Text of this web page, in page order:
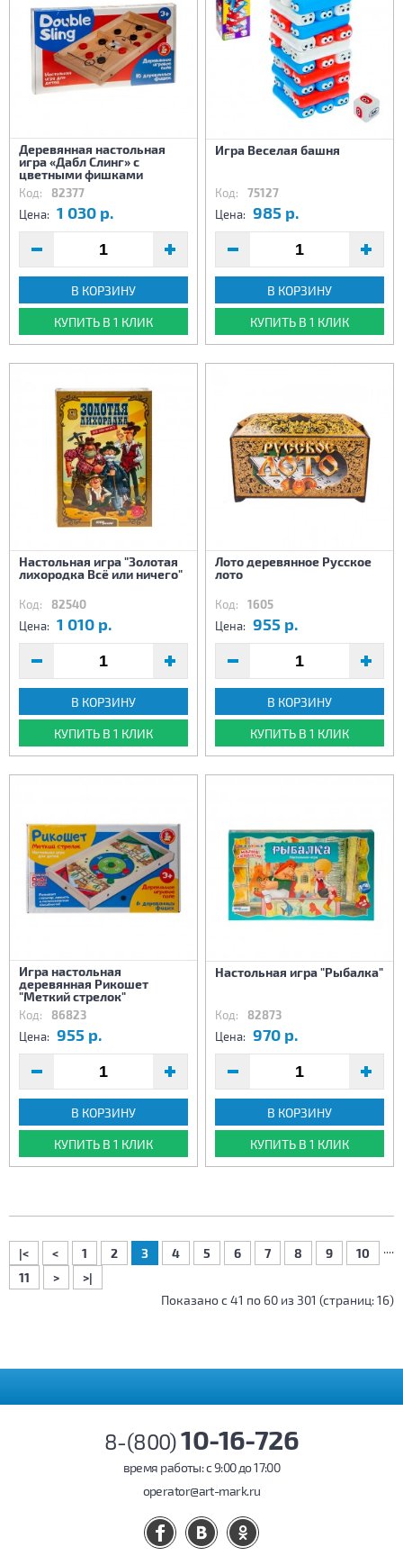
Деревянная настольная
игра «Дабл Слинг» с
цветными фишками
Код: 82377
Цена: 1 030 р.
В КОРЗИНУ
КУПИТЬ В 1 КЛИК
Игра Веселая башня
Код: 75127
Цена: 985 р.
В КОРЗИНУ
КУПИТЬ В 1 КЛИК
Настольная игра "Золотая
лихородка Всё или ничего"
Код: 82540
Цена: 1 010 р.
В КОРЗИНУ
КУПИТЬ В 1 КЛИК
Лото деревянное Русское
лото
Код: 1605
Цена: 955 р.
В КОРЗИНУ
КУПИТЬ В 1 КЛИК
Игра настольная
деревянная Рикошет
"Меткий стрелок"
Код: 86823
Цена: 955 р.
В КОРЗИНУ
КУПИТЬ В 1 КЛИК
Настольная игра "Рыбалка"
Код: 82873
Цена: 970 р.
В КОРЗИНУ
КУПИТЬ В 1 КЛИК
|< < 1 2 3 4 5 6 7 8 9
10
11
....
>
>|
Показано с 41 по 60 из 301 (страниц: 16)
8-(800)10-16-726
время работы: c 9:00 до 17:00
operator@art-mark.ru